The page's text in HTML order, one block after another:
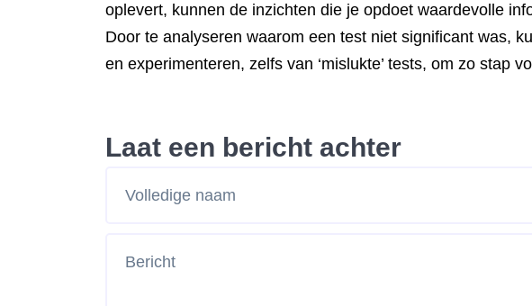
oplevert, kunnen de inzichten die je opdoet waardevolle
Door te analyseren waarom een test niet significant was,
en experimenteren, zelfs van ‘mislukte’ tests, om zo stap
Laat een bericht achter